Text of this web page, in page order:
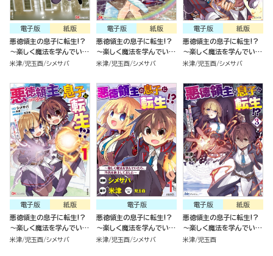
紙版
電子版
悪徳領主の息子に転生!?
～楽しく魔法を学んでいた
ら、汚名を返上してました
米津 児玉酉 シメサバ
紙版
電子版
悪徳領主の息子に転生!?
～楽しく魔法を学んでいた
ら、汚名を返上してました
米津 児玉酉 シメサバ
紙版
電子版
悪徳領主の息子に転生!?
～楽しく魔法を学んでいた
ら、汚名を返上してました
米津 児玉酉 シメサバ
紙版
電子版
悪徳領主の息子に転生!?
～楽しく魔法を学んでいた
ら、汚名を返上してました
米津 児玉酉 シメサバ
電子版
悪徳領主の息子に転生!?
～楽しく魔法を学んでいた
ら、汚名を返上してました
米津 児玉酉 シメサバ
紙版
電子版
悪徳領主の息子に転生!?
～楽しく魔法を学んでいた
ら、汚名を返上してました
米津 児玉酉